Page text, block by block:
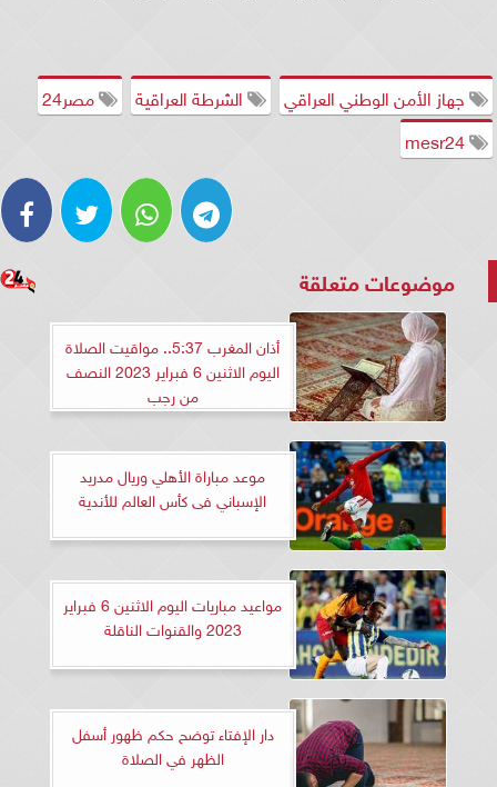
جهاز الأمن الوطني العراقي الشرطة العراقية
مصر24
موضوعات متعلقة
أذان المغرب 5:37.. مواقيت الصلاة
اليوم الاثنين 6 فبراير 2023 النصف
من رجب
موعد مباراة الأهلي وريال مدريد
الإسباني فى كأس العالم للأندية
مواعيد مباريات اليوم الاثنين 6 فبراير
2023 والقنوات الناقلة
دار الإفتاء توضح حكم ظهور أسفل
الظهر في الصلاة